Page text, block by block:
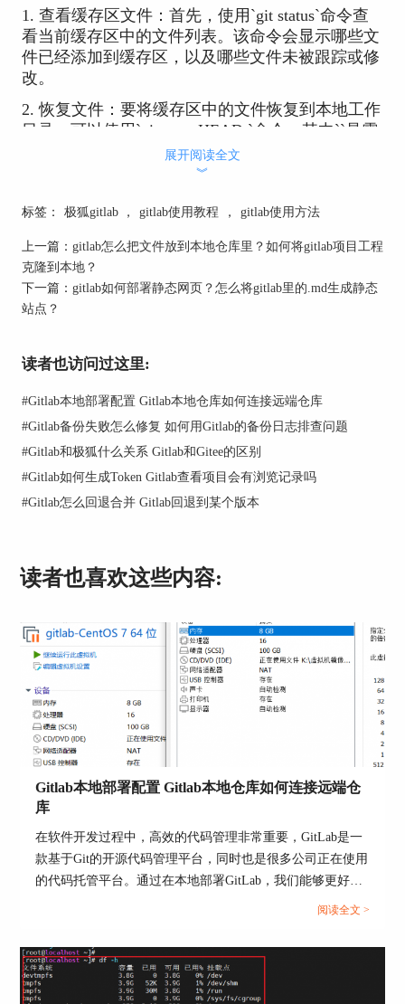
1. 查看缓存区文件：首先，使用`git status`命令查
看当前缓存区中的文件列表。该命令会显示哪些文
件已经添加到缓存区，以及哪些文件未被跟踪或修
改。
2. 恢复文件：要将缓存区中的文件恢复到本地工作
目录，可以使用`git reset HEAD `命令，其中``是需
要恢复的文件名。例如，如果要恢复所有缓存区中
的文件，可以使用`git reset HEAD`命令。
3. 检查恢复情况：使用`git status`命令再次查看当
前状态，确认文件已经从缓存区恢复到本地工作目
录。
4. 撤销修改（可选）：如果需要撤销恢复的文件修
改，可以使用`git checkout --`命令，该命令会将文
件恢复到上一次提交的状态。
的文件恢复到本地工作目录，继续进行开发和调试
工作。
二、gitlab缓存目录在哪？
Gitlab缓存目录是用于存储缓存文件和临时文件的
地方，了解其位置有助于开发者进行维护和故障排
除。Gitlab缓存目录通常位于Gitlab服务器的文件系
1. Omnibus安装：如果使用Omnibus包安装Gitlab，
缓存目录通常位于`/var/opt/gitlab/gitlab-
rails/shared/cache`。在这个目录下，存放着各种缓
存文件和临时文件，包括缓存的代码片段和生成的
静态资源等。
目录的位置可以根据配置文件进行自定义。通常，
`/home/git/gitlab/shared/cache`。
3. Docker安装：如果使用Docker容器安装Gitlab，
展开阅读全文
︾
标签： 极狐gitlab ， gitlab使用教程 ， gitlab使用方法
上一篇： gitlab怎么把文件放到本地仓库里？如何将gitlab项目工程
克隆到本地？
下一篇： gitlab如何部署静态网页？怎么将gitlab里的.md生成静态
站点？
读者也访问过这里:
#Gitlab本地部署配置 Gitlab本地仓库如何连接远端仓库
#Gitlab备份失败怎么修复 如何用Gitlab的备份日志排查问题
#Gitlab和极狐什么关系 Gitlab和Gitee的区别
#Gitlab如何生成Token Gitlab查看项目会有浏览记录吗
#Gitlab怎么回退合并 Gitlab回退到某个版本
读者也喜欢这些内容:
Gitlab本地部署配置 Gitlab本地仓库如何连接远端仓
库
在软件开发过程中，高效的代码管理非常重要，GitLab是一
款基于Git的开源代码管理平台，同时也是很多公司正在使用
的代码托管平台。通过在本地部署GitLab，我们能够更好地
掌控代码仓库，同时，将本地仓库与远端仓库连接，可实现
部署配置，Gitlab本地仓库如何连接远端仓库的相关内容。...
阅读全文 >